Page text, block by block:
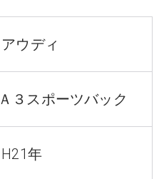
アウディ
Ａ３スポーツバック
H21年